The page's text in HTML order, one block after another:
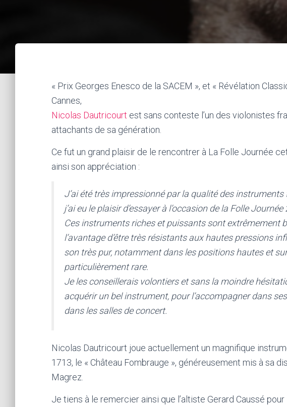
« Prix Georges Enesco de la SACEM », et « Révélation
Cannes,
Nicolas Dautricourt est sans conteste l’un des violonistes
attachants de sa génération.
Ce fut un grand plaisir de le rencontrer à La Folle Journée
ainsi son appréciation :
J’ai été très impressionné par la qualité des
j’ai eu le plaisir d’essayer à l’occasion de la Folle Journée
Ces instruments riches et puissants sont extrêmement
l’avantage d’être très résistants aux hautes pressions
son très pur, notamment dans les positions hautes et
particulièrement rare.
Je les conseillerais volontiers et sans la moindre
acquérir un bel instrument, pour l’accompagner dans
dans les salles de concert.
Nicolas Dautricourt joue actuellement un magnifique
1713, le « Château Fombrauge », généreusement mis à sa
Magrez.
Je tiens à le remercier ainsi que l’altiste Gerard Caussé